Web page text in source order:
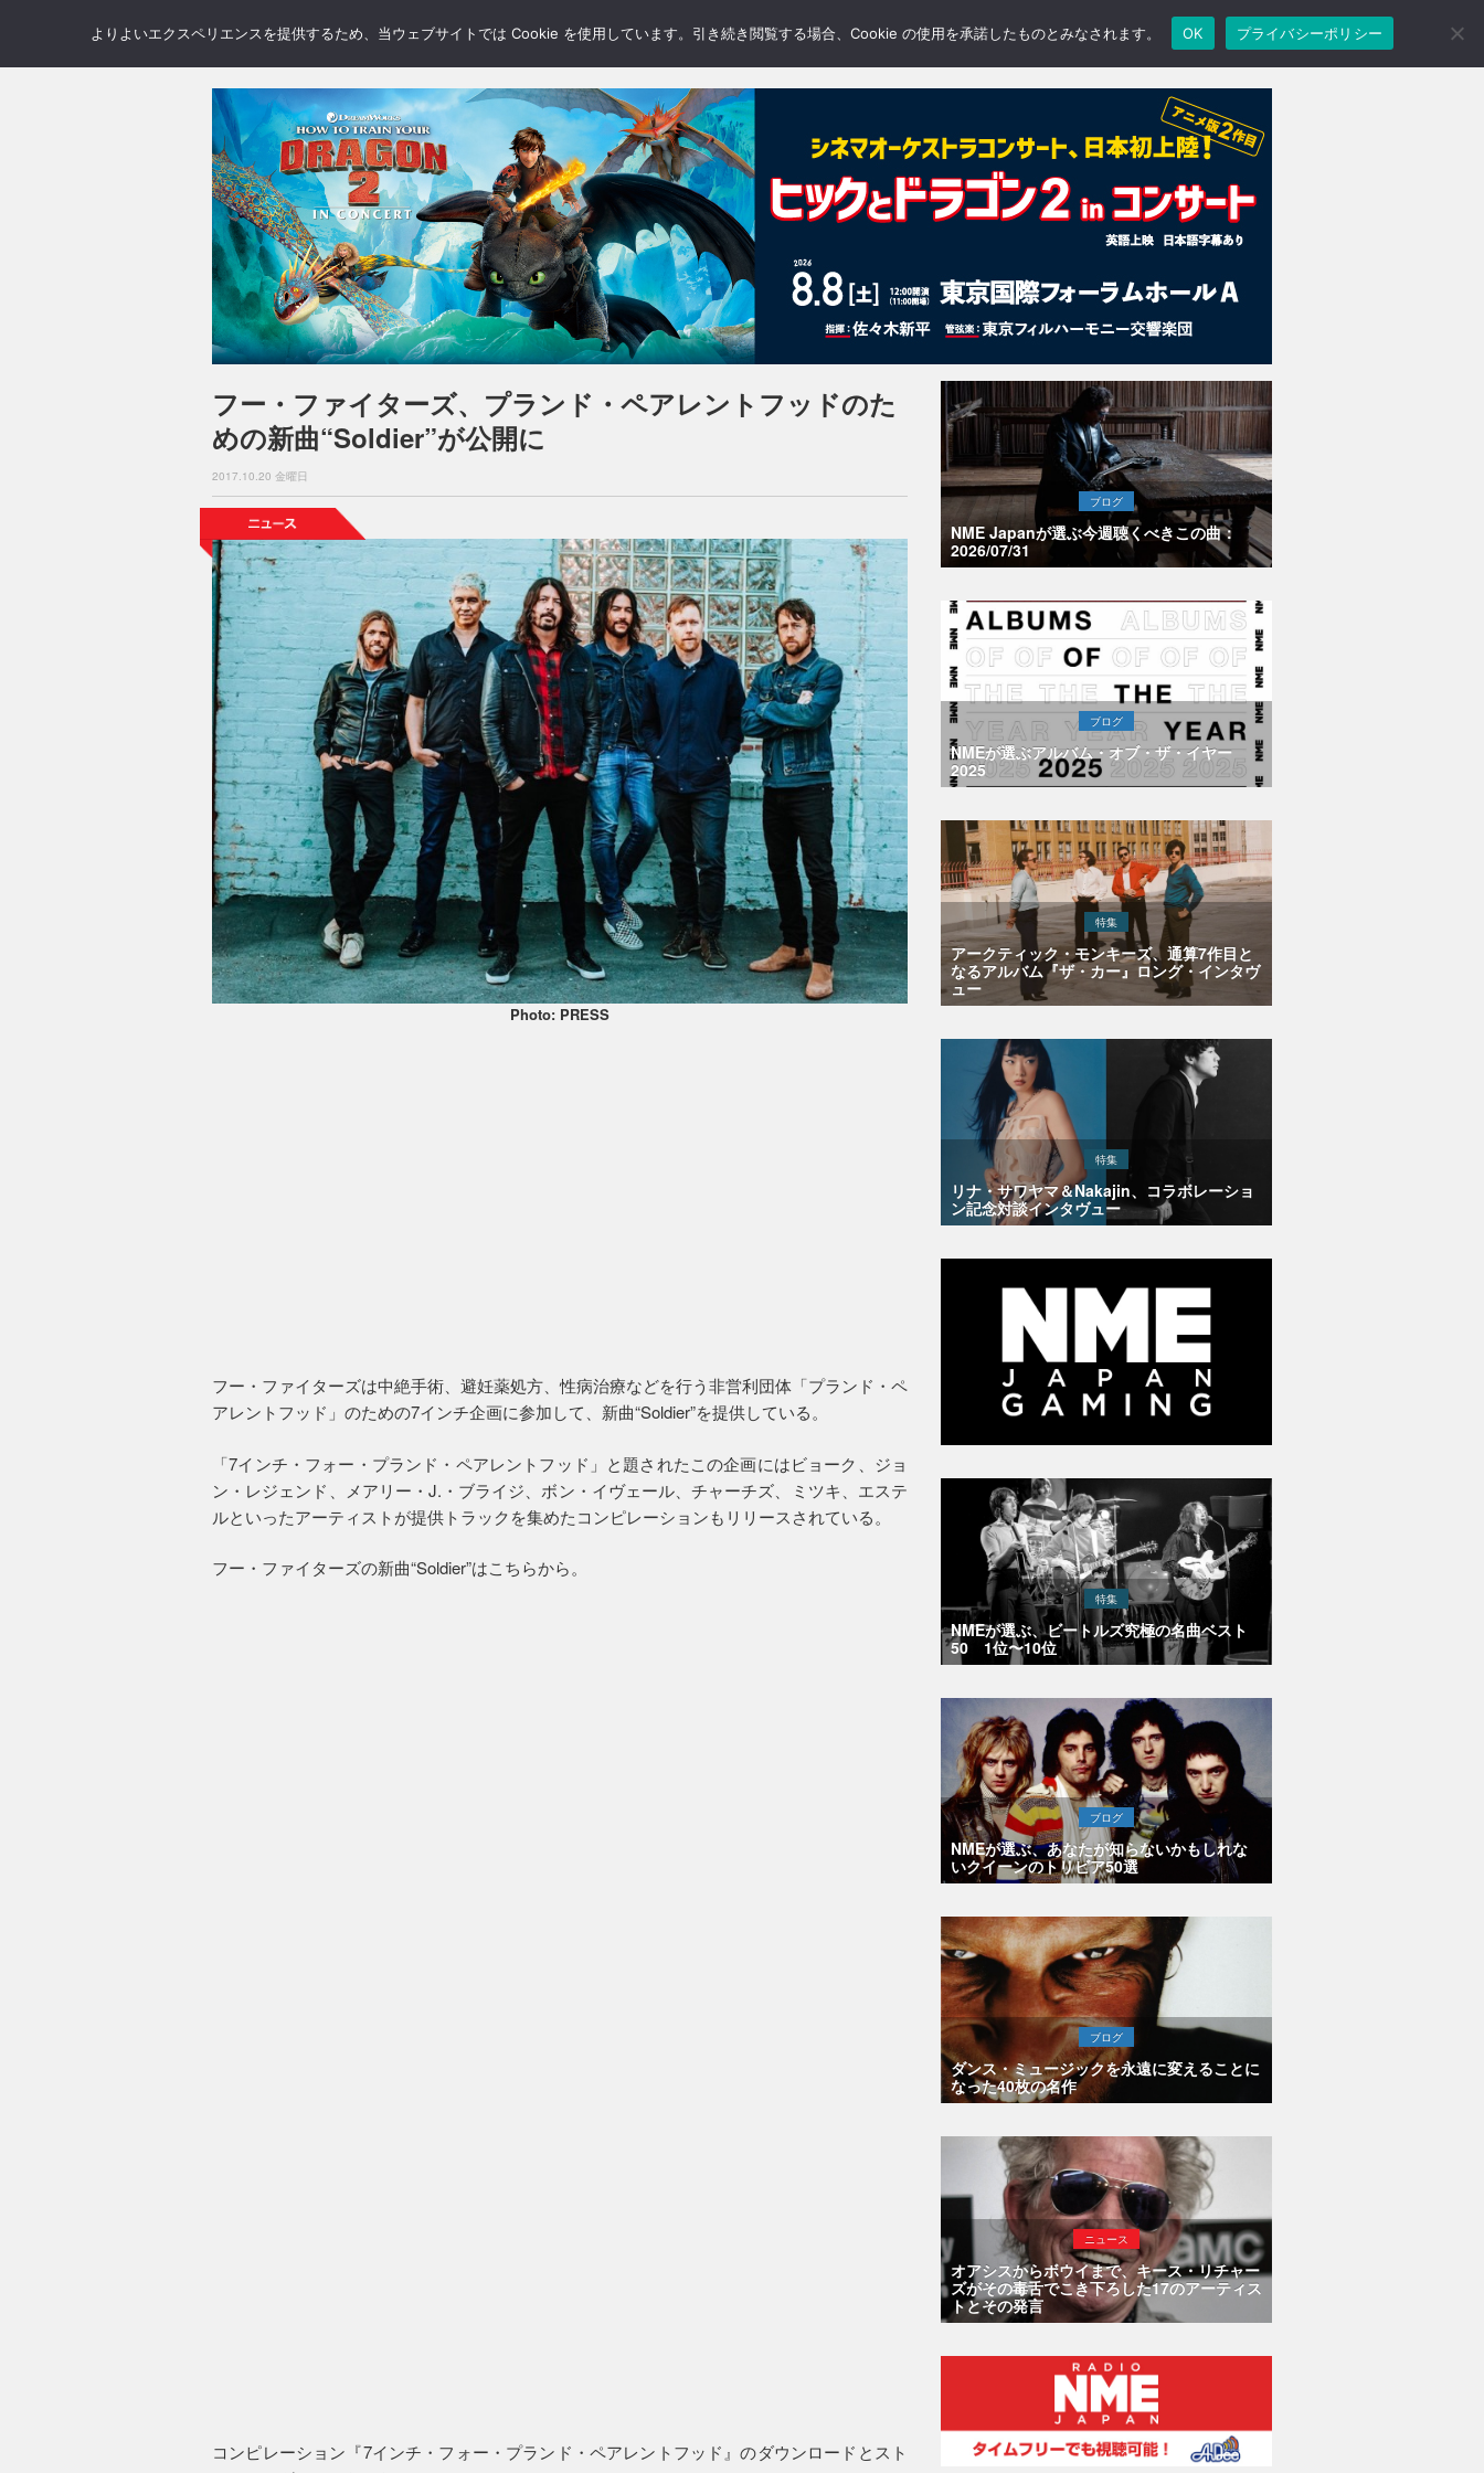
NEWS REVIEWS GALLERY BLOGS FEATURE
フー・ファイターズ、プランド・ペアレントフッドのた
めの新曲“Soldier”が公開に
2017.10.20 金曜日
Photo: PRESS
フー・ファイターズは中絶手術、避妊薬処方、性病治療などを行う非営利団体「プランド・ペ
アレントフッド」のための7インチ企画に参加して、新曲“Soldier”を提供している。
「7インチ・フォー・プランド・ペアレントフッド」と題されたこの企画にはビョーク、ジョ
ン・レジェンド、メアリー・J.・ブライジ、ボン・イヴェール、チャーチズ、ミツキ、エステ
ルといったアーティストが提供トラックを集めたコンピレーションもリリースされている。
フー・ファイターズの新曲“Soldier”はこちらから。
コンピレーション『7インチ・フォー・プランド・ペアレントフッド』のダウンロードとスト
ブログ
NME Japanが選ぶ今週聴くべきこの曲：
2026/07/31
ブログ
NMEが選ぶアルバム・オブ・ザ・イヤー
2025
特集
アークティック・モンキーズ、通算7作目と
なるアルバム『ザ・カー』ロング・インタヴ
ュー
特集
リナ・サワヤマ＆Nakajin、コラボレーショ
ン記念対談インタヴュー
特集
NMEが選ぶ、ビートルズ究極の名曲ベスト
50 1位〜10位
ブログ
NMEが選ぶ、あなたが知らないかもしれな
いクイーンのトリビア50選
ブログ
ダンス・ミュージックを永遠に変えることに
なった40枚の名作
ニュース
オアシスからボウイまで、キース・リチャー
ズがその毒舌でこき下ろした17のアーティス
トとその発言
よりよいエクスペリエンスを提供するため、当ウェブサイトでは Cookie を使用しています。引き続き閲覧する場合、Cookie の使用を承諾したものとみなされます。 OK プライバシーポリシー